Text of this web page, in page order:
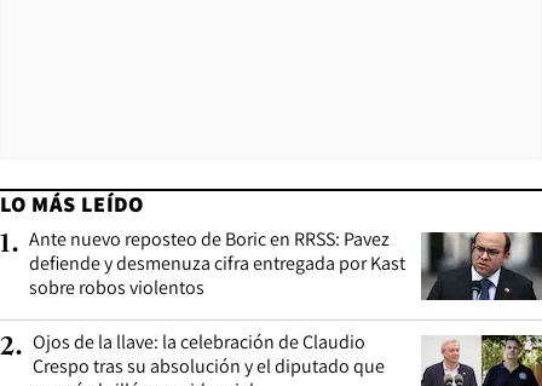
LO MÁS LEÍDO
1. Ante nuevo reposteo de Boric en RRSS: Pavez
defiende y desmenuza cifra entregada por Kast
sobre robos violentos
2. Ojos de la llave: la celebración de Claudio
Crespo tras su absolución y el diputado que